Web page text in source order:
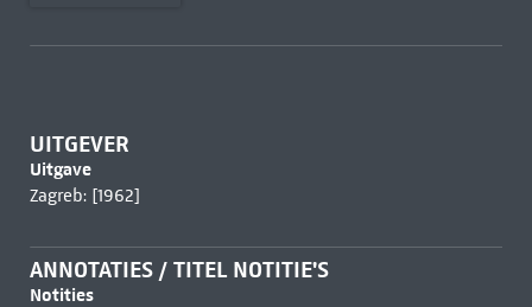
UITGEVER
Uitgave
Zagreb: [1962]
ANNOTATIES / TITEL NOTITIE'S
Notities